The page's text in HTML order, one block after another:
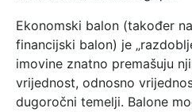
Ekonomski balon (također
financijski balon) je
imovine znatno premašuju
vrijednost, odnosno
dugoročni temelji. Balone